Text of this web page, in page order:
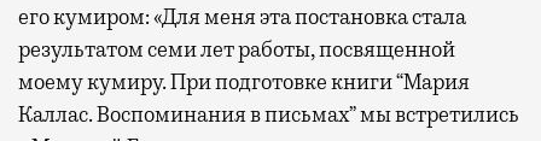
его кумиром: «Для меня эта постановка стала
результатом семи лет работы, посвященной
моему кумиру. При подготовке книги “Мария
Каллас. Воспоминания в письмах” мы встретились